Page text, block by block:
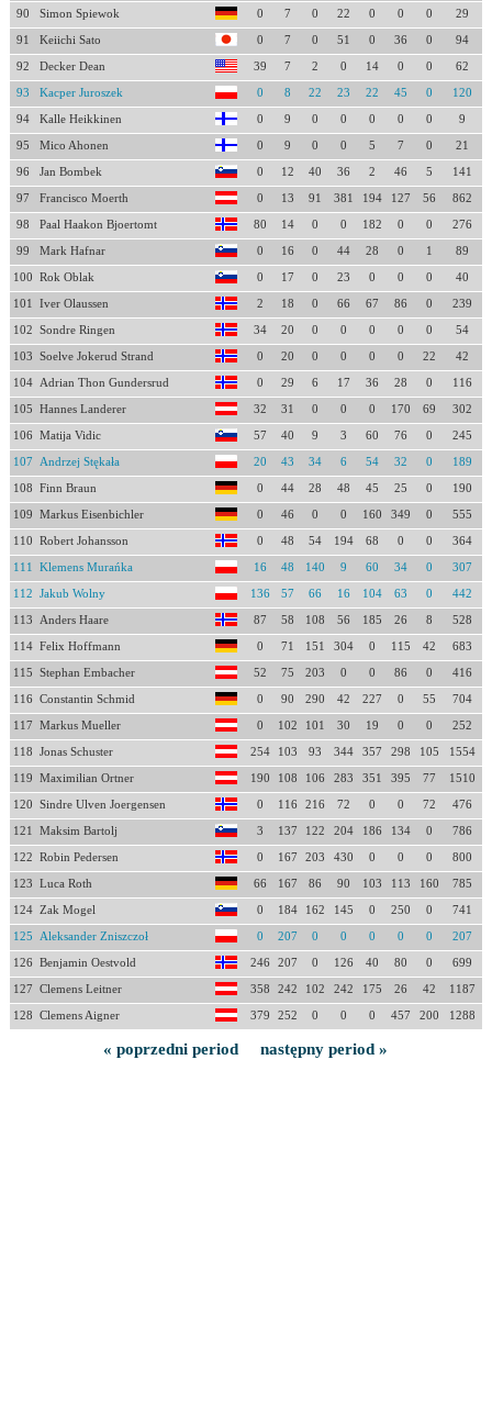
90 Simon Spiewok 0 7 0 22 0 0 0 29
91 Keiichi Sato 0 7 0 51 0 36 0 94
92 Decker Dean 39 7 2 0 14 0 0 62
93 Kacper Juroszek 0 8 22 23 22 45 0 120
94 Kalle Heikkinen 0 9 0 0 0 0 0 9
95 Mico Ahonen 0 9 0 0 5 7 0 21
96 Jan Bombek 0 12 40 36 2 46 5 141
97 Francisco Moerth 0 13 91 381 194 127 56 862
98 Paal Haakon Bjoertomt 80 14 0 0 182 0 0 276
99 Mark Hafnar 0 16 0 44 28 0 1 89
100 Rok Oblak 0 17 0 23 0 0 0 40
101 Iver Olaussen 2 18 0 66 67 86 0 239
102 Sondre Ringen 34 20 0 0 0 0 0 54
103 Soelve Jokerud Strand 0 20 0 0 0 0 22 42
104 Adrian Thon Gundersrud 0 29 6 17 36 28 0 116
105 Hannes Landerer 32 31 0 0 0 170 69 302
106 Matija Vidic 57 40 9 3 60 76 0 245
107 Andrzej Stękała 20 43 34 6 54 32 0 189
108 Finn Braun 0 44 28 48 45 25 0 190
109 Markus Eisenbichler 0 46 0 0 160 349 0 555
110 Robert Johansson 0 48 54 194 68 0 0 364
111 Klemens Murańka 16 48 140 9 60 34 0 307
112 Jakub Wolny 136 57 66 16 104 63 0 442
113 Anders Haare 87 58 108 56 185 26 8 528
114 Felix Hoffmann 0 71 151 304 0 115 42 683
115 Stephan Embacher 52 75 203 0 0 86 0 416
116 Constantin Schmid 0 90 290 42 227 0 55 704
117 Markus Mueller 0 102 101 30 19 0 0 252
118 Jonas Schuster 254 103 93 344 357 298 105 1554
119 Maximilian Ortner 190 108 106 283 351 395 77 1510
120 Sindre Ulven Joergensen 0 116 216 72 0 0 72 476
121 Maksim Bartolj 3 137 122 204 186 134 0 786
122 Robin Pedersen 0 167 203 430 0 0 0 800
123 Luca Roth 66 167 86 90 103 113 160 785
124 Zak Mogel 0 184 162 145 0 250 0 741
125 Aleksander Zniszczoł 0 207 0 0 0 0 0 207
126 Benjamin Oestvold 246 207 0 126 40 80 0 699
127 Clemens Leitner 358 242 102 242 175 26 42 1187
128 Clemens Aigner 379 252 0 0 0 457 200 1288
« poprzedni period następny period »